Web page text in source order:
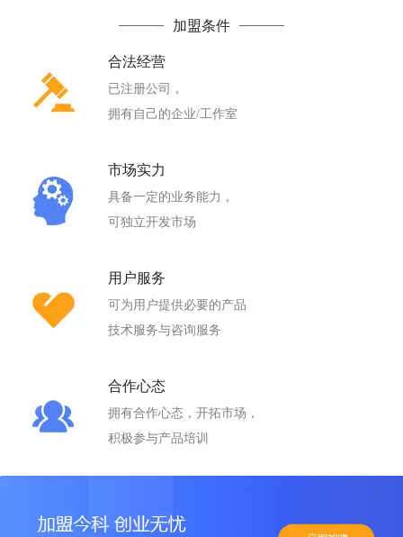
加盟条件
合法经营
已注册公司，
拥有自己的企业/工作室
市场实力
具备一定的业务能力，
可独立开发市场
用户服务
可为用户提供必要的产品
技术服务与咨询服务
合作心态
拥有合作心态，开拓市场，
积极参与产品培训